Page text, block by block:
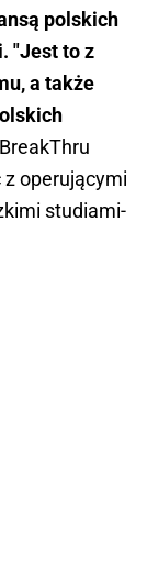
polskich
"Jest to z
a także
z operującymi
studiami-